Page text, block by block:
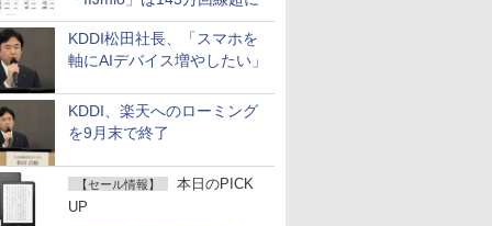
KDDI松田社長、「スマホを
軸にAIデバイス増やしたい」
KDDI、楽天へのローミング
を9月末で終了
【セール情報】
本日のPICK
UP